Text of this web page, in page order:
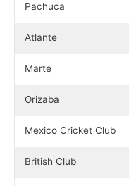
Pachuca
Atlante
Marte
Orizaba
Mexico Cricket Club
British Club